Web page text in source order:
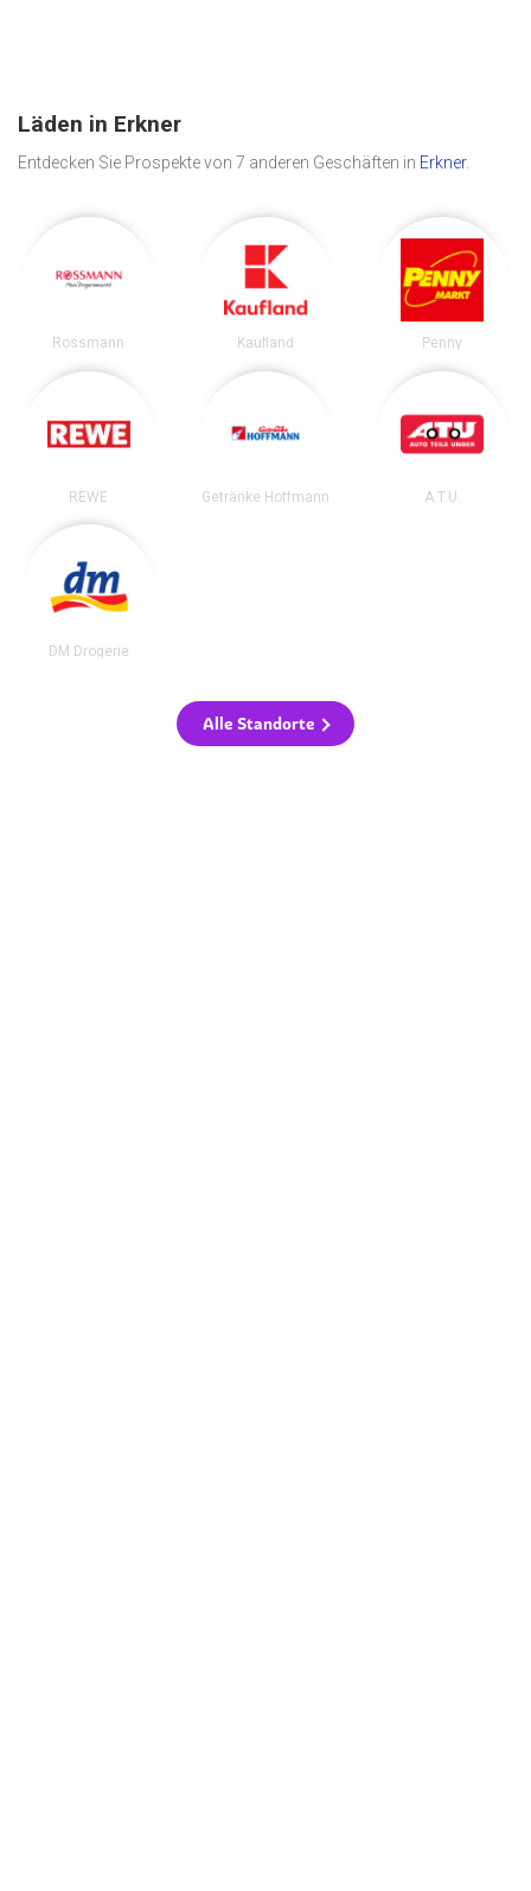
Läden in Erkner
Entdecken Sie Prospekte von 7 anderen Geschäften in Erkner.
Rossmann Kaufland Penny
REWE Getränke Hoffmann A.T.U.
DM Drogerie
Alle Standorte